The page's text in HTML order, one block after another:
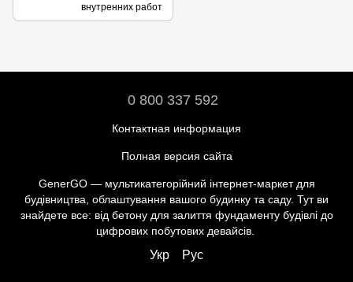
внутренних работ
0 800 337 592
Контактная информация
Полная версия сайта
GenerGO — мультикатегорійний інтернет-маркет для
будівництва, облаштування вашого будинку та саду. Тут ви
знайдете все: від бетону для залиття фундаменту будівлі до
цифрових побутових девайсів.
Укр Рус